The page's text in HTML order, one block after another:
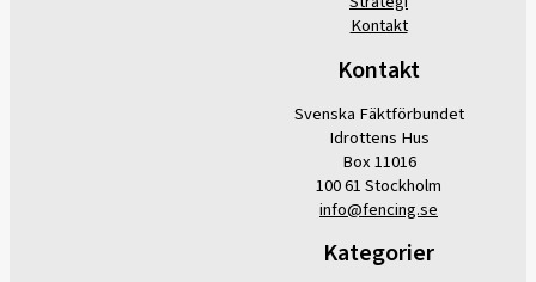
Kontakt
Kontakt
Svenska Fäktförbundet
Idrottens Hus
Box 11016
100 61 Stockholm
info@fencing.se
Kategorier